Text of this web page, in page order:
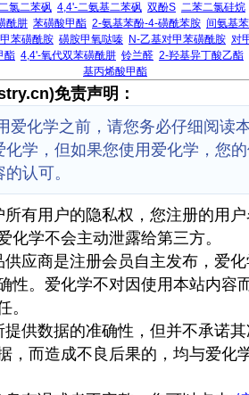
氯二苯砜 4,4'-二氨基二苯砜 双酚S 二苯二氯硅烷
酰肼 苯磺酸甲酯 2-氨基苯酚-4-磺酰苯胺 间氨基
苯磺酰胺 磺胺甲氧哒嗪 N-乙基对甲苯磺酰胺 对
酯 4,4'-氧代双苯磺酰肼 铃兰醛 2-羟基异丁酸乙酯
基丙烯酸甲酯
免责声明：
爱化学之前，请您务必仔细阅读
学，但如果您使用爱化学，您
认可。
有用户的隐私权，您注册的用
化学不会主动泄露给第三方。
应商是注册会员自主发布，爱
性。爱化学不对因使用本站内容
。
供数据的准确性，但并不承诺
，而造成不良后果的，均与爱化